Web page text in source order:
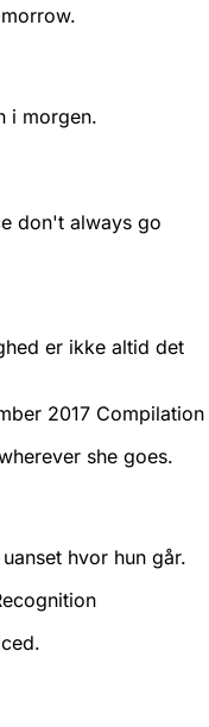
i morgen.
don't always go
er ikke altid det
2017 Compilation
she goes.
hvor hun går.